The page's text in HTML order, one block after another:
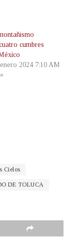
cumbres
2024 7:10 AM
Cielos
DE TOLUCA